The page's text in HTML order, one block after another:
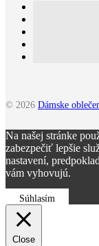
© 2026 Dámske
Na našej stránke
zabezpečiť lepšie
nastavení,
vám vyhovujú.
Súhlasím
Close